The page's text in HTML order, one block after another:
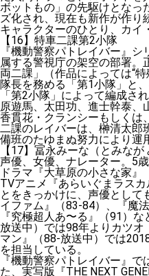
ボットもの」の先駆けとなっ
ズ化され、現在も新作が作
キャラクターのひとり、カイ
【16】特車二課第2小隊
『機動警察パトレイバー』
属する警視庁の架空の部署
両二課」（作品によっては“
隊長を務める「第1小隊」と
「第2小隊」によって編成さ
原遊馬、太田功、進士幹泰、
香貫花・クランシーもしくは
二課のレイバーは、榊清太郎
備班のたゆまぬ努力により運
【17】冨永みーな（とみな
声優、女優、ナレーター。5
ドラマ『大草原の小さな家』
TVアニメ『あらいぐまラス
とをきっかけに、声優とし
イファム』（83-84）、『魔
『究極超人あ〜る』（91）
放送中）では98年よりカツ
マン』（88-放送中）では
を担当している。
『機動警察パトレイバー』
た、実写版『THE NEXT